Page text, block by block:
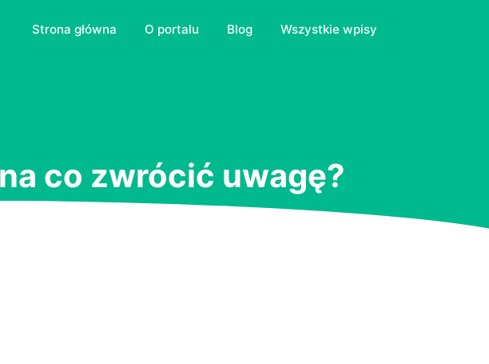
Strona główna O portalu Blog Wszystkie wpisy
co zwrócić uwagę?